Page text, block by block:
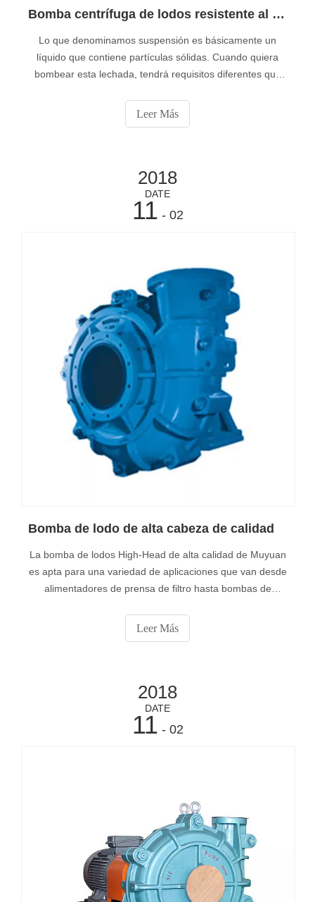
Bomba centrífuga de lodos resistente al desgaste
Lo que denominamos suspensión es básicamente un
líquido que contiene partículas sólidas. Cuando quiera
bombear esta lechada, tendrá requisitos diferentes que
residuales no puede manejar las partículas sólidas de la
suspensión.
Leer Más
2018
DATE
11 - 02
Bomba de lodo de alta cabeza de calidad
La bomba de lodos High-Head de alta calidad de Muyuan
es apta para una variedad de aplicaciones que van desde
alimentadores de prensa de filtro hasta bombas de
junto con las piezas de desgaste más resistentes hacen
que estas bombas sean algunas de las más resistentes
Leer Más
2018
DATE
11 - 02